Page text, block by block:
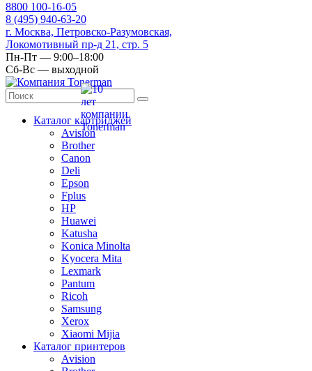
8800 100-16-05
8 (495) 940-63-20
г. Москва, Петровско-Разумовская,
Локомотивный пр-д 21, стр. 5
Пн-Пт — 9:00–18:00
Сб-Вс — выходной
Каталог картриджей
Avision
Brother
Canon
Deli
Epson
Fplus
HP
Huawei
Katusha
Konica Minolta
Kyocera Mita
Lexmark
Pantum
Ricoh
Samsung
Xerox
Xiaomi Mijia
Каталог принтеров
Avision